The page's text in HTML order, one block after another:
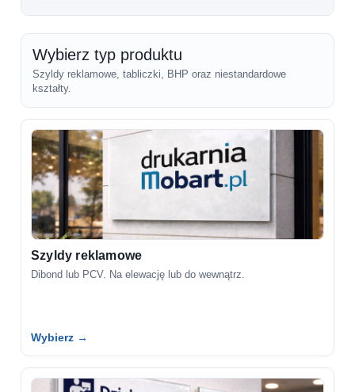
Wybierz typ produktu
Szyldy reklamowe, tabliczki, BHP oraz niestandardowe
kształty.
Szyldy reklamowe
Dibond lub PCV. Na elewację lub do wewnątrz.
Wybierz →